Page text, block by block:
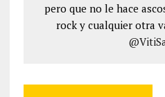
pero que no le hace
rock y cualquier otra